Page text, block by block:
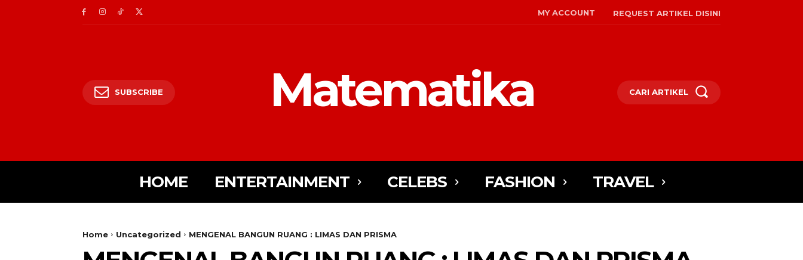
MY ACCOUNT REQUEST ARTIKEL DISINI
SUBSCRIBE Matematika CARI ARTIKEL
HOME ENTERTAINMENT CELEBS FASHION TRAVEL
Home Uncategorized MENGENAL BANGUN RUANG : LIMAS DAN PRISMA